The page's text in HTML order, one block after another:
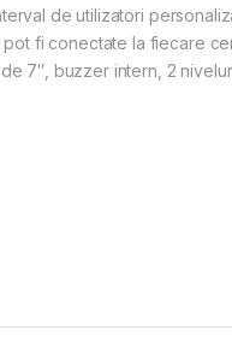
de utilizatori
fi conectate la fiecare
7″, buzzer intern, 2